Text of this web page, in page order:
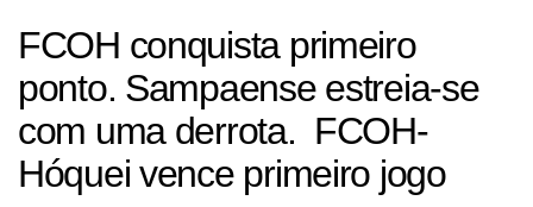
FCOH conquista primeiro
ponto. Sampaense estreia-se
com uma derrota. FCOH-
Hóquei vence primeiro jogo